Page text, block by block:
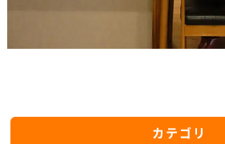
カテゴリ